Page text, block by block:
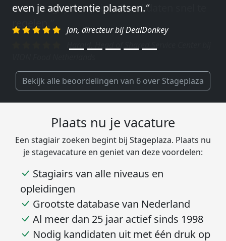
even je advertentie plaatsen.″
Jan, directeur bij DealDonkey
weet Stageplaza prima kandidaten snel te
regelen.″
Bekijk alle beoordelingen van 6 over Stageplaza
Plaats nu je vacature
Een stagiair zoeken begint bij Stageplaza. Plaats nu
je stagevacature en geniet van deze voordelen:
Stagiairs van alle niveaus en
opleidingen
Grootste database van Nederland
Al meer dan 25 jaar actief sinds 1998
Nodig kandidaten uit met één druk op